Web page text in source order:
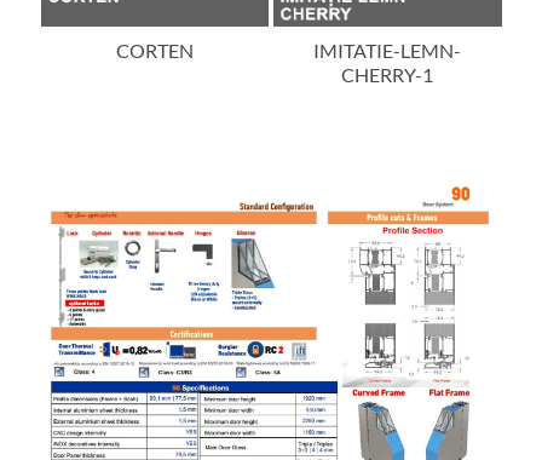
IMITATIE-LEMN-
IMITATIE-LEMN-NUC-
DESCHIS-1